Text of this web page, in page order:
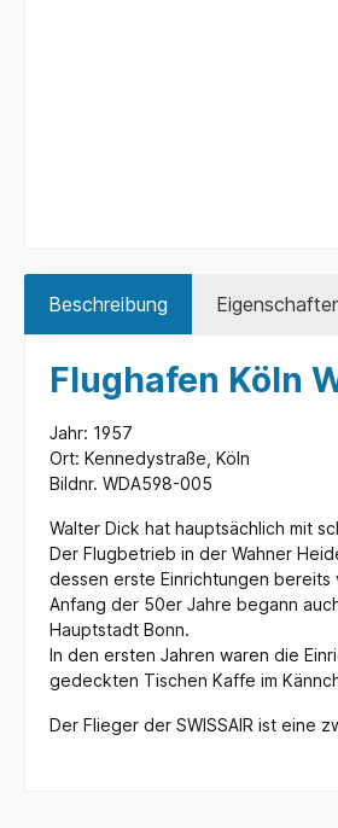
Beschreibung
Flughafen Köln
Jahr: 1957
Ort: Kennedystraße, Köln
Bildnr. WDA598-005
Walter Dick hat hauptsächlich mit
Der Flugbetrieb in der Wahner
dessen erste Einrichtungen
Anfang der 50er Jahre begann
Hauptstadt Bonn.
In den ersten Jahren waren die
gedeckten Tischen Kaffe im
Der Flieger der SWISSAIR ist eine